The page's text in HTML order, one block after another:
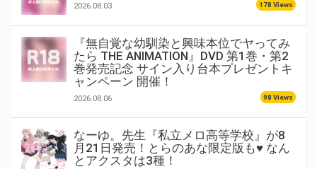
2026.08.03 178 Views
『無自覚な幼馴染と興味本位でヤってみ
たら THE ANIMATION』DVD 第1巻・第2
巻発売記念 サイン入り台本プレゼントキ
ャンペーン 開催！
2026.08.06 98 Views
なーゆ。先生『私立メロ高等学校』が8
月21日発売！とらのあな限定版も♥ なん
とアクスタは3種！